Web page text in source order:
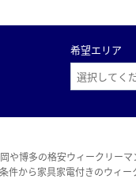
希望エリア
や博多の格安ウィークリー
件から家具家電付きのウィ